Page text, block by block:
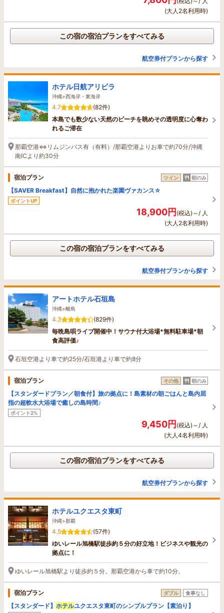
(大人2名利用時)
この宿の宿泊プランをすべてみる
航空券付プランから探す
ホテル日航アリビラ
沖縄>西海岸・東海岸
4.7
(82件)
本島でも数少ない天然のビーチを眺めその透明度に心奪わ
れるご滞在
那覇空港⇔リムジンバス有（有料）/那覇空港よりお車で約70分/沖縄
南ICより約30分
宿泊プラン ツイン 朝のみ
【SAVER Breakfast】自然に抱かれた楽園ヴァカンス☆
ポイントUP
18,900円(税込)～/ 人
(大人2名利用時)
この宿の宿泊プランをすべてみる
航空券付プランから探す
アートホテル石垣島
沖縄>離島
4.3
(829件)
毎晩島唄ライブ開催中！サウナ付大浴場*無料駐車場*朝
食高評価♪
石垣空港より車で約25分/石垣港より車で約8分
宿泊プラン その他 朝のみ
【スタンダードプラン／朝食付】旅の拠点に！島素材の朝ごはんと島内屈
指の超軟水大浴場で癒しの島時間♪
ポイント2%
9,450円(税込)～/ 人
(大人4名利用時)
この宿の宿泊プランをすべてみる
航空券付プランから探す
ホテルユクエスタ東町
沖縄>那覇
4.5
(57件)
ゆいレール旭橋駅徒歩約５分の好立地！ビジネスや観光の
拠点に！
ゆいレール旭橋駅より徒歩約５分。那覇空港から車で約10分。
宿泊プラン ダブル 食事なし
【スタンダード】 ホテルユクエスタ東町のシンプルプラン【素泊り】